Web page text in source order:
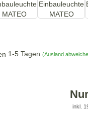
1-5 Tagen (Ausland
inkl.